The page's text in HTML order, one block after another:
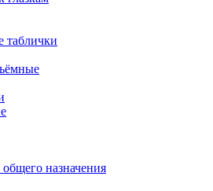
назначения